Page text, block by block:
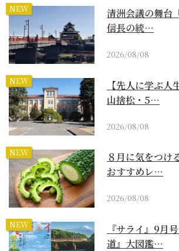
NEW
清洲会議の舞台
信長の統…
2026/08/08
NEW
【先人に学ぶ
山捨松・5…
2026/08/08
NEW
８月に気をつけ
おすすめレ…
2026/08/08
NEW
『サライ』9月
道』大図鑑…